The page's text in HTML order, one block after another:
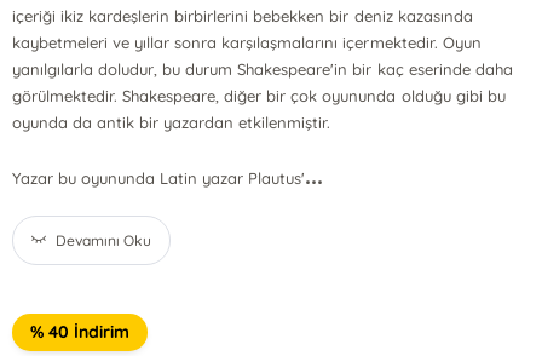
içeriği ikiz kardeşlerin birbirlerini bebekken bir deniz kazasında
kaybetmeleri ve yıllar sonra karşılaşmalarını içermektedir. Oyun
yanılgılarla doludur, bu durum Shakespeare'in bir kaç eserinde daha
görülmektedir. Shakespeare, diğer bir çok oyununda olduğu gibi bu
oyunda da antik bir yazardan etkilenmiştir.
Yazar bu oyununda Latin yazar Plautus'...
Devamını Oku
% 40 İndirim